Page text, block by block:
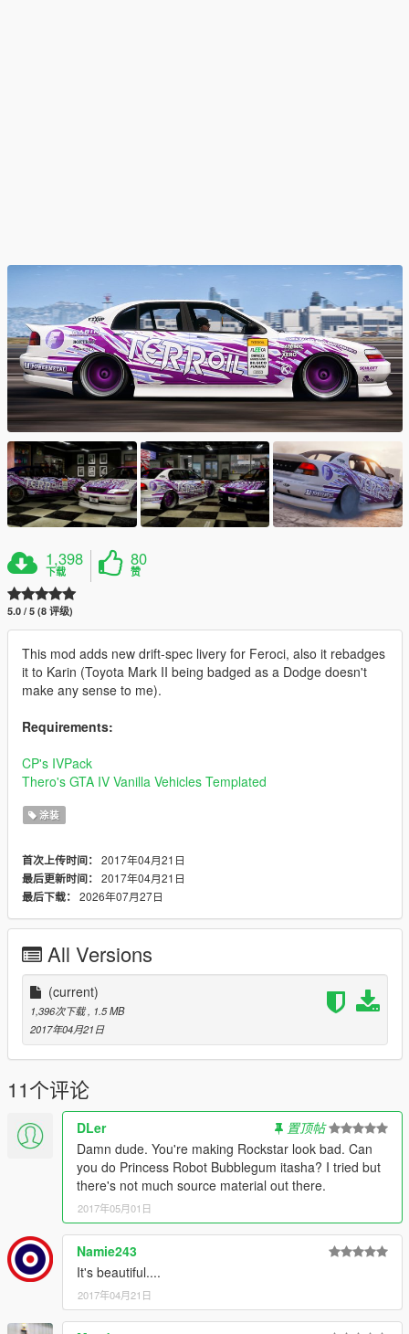
1,398
下载
80
赞
5.0 / 5 (8 评级)
This mod adds new drift-spec livery for Feroci, also it rebadges
it to Karin (Toyota Mark II being badged as a Dodge doesn't
make any sense to me).
Requirements:
CP's IVPack
Thero's GTA IV Vanilla Vehicles Templated
涂装
首次上传时间： 2017年04月21日
最后更新时间： 2017年04月21日
最后下载： 2026年07月27日
All Versions
(current)
1,396次下载, 1.5 MB
2017年04月21日
11个评论
DLer
置顶帖
Damn dude. You're making Rockstar look bad. Can
you do Princess Robot Bubblegum itasha? I tried but
there's not much source material out there.
2017年05月01日
Namie243
It's beautiful....
2017年04月21日